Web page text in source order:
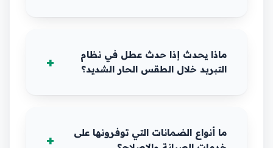
ماذا يحدث إذا حدث عطل في نظام
التبريد خلال الطقس الحار الشديد؟
ما أنواع الضمانات التي توفرونها على